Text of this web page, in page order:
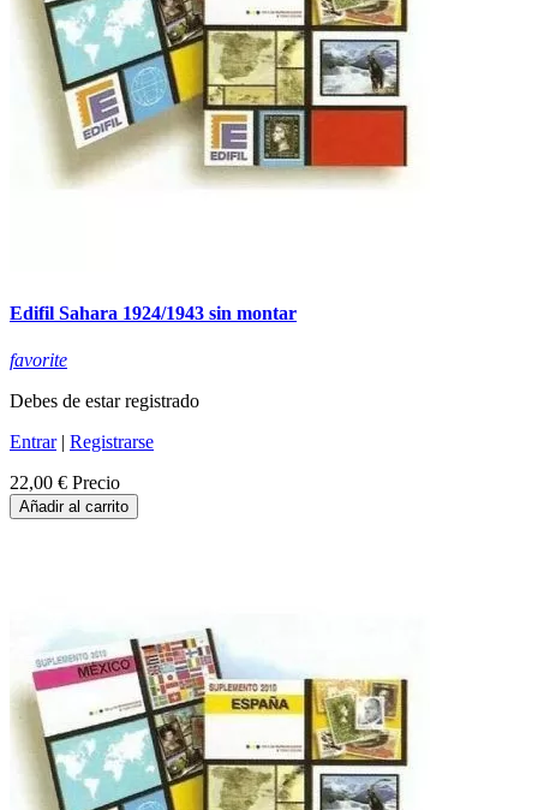
Edifil Sahara 1924/1943 sin montar
favorite
Debes de estar registrado
Entrar| Registrarse
22,00 € Precio
Añadir al carrito